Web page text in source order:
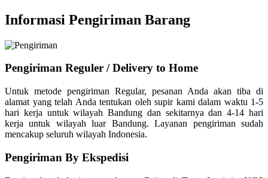
Informasi Pengiriman Barang
Pengiriman Reguler / Delivery to Home
Untuk metode pengiriman Regular, pesanan Anda akan tiba di
alamat yang telah Anda tentukan oleh supir kami dalam waktu 1-5
hari kerja untuk wilayah Bandung dan sekitarnya dan 4-14 hari
kerja untuk wilayah luar Bandung. Layanan pengiriman sudah
mencakup seluruh wilayah Indonesia.
Pengiriman By Ekspedisi